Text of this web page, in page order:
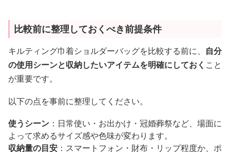
比較前に整理しておくべき前提条件
キルティング巾着ショルダーバッグを比較する前に、 自分
の使用シーンと収納したいアイテムを明確にしておく こと
が重要です。
以下の点を事前に整理してください。
使うシーン ：日常使い・お出かけ・冠婚葬祭など、場面に
よって求めるサイズ感や色味が変わります。
収納量の目安 ：スマートフォン・財布・リップ程度か、ポ